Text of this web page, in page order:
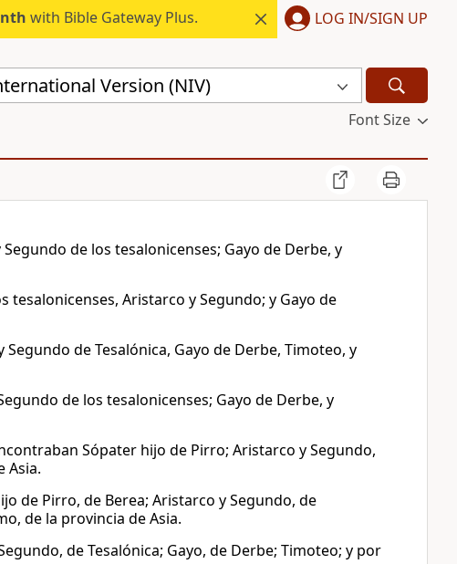
with Bible Gateway Plus. LOG IN/SIGN UP
Version (NIV)
Font Size
de los tesalonicenses; Gayo de Derbe, y
tesalonicenses, Aristarco y Segundo; y Gayo de
de Tesalónica, Gayo de Derbe, Timoteo, y
de los tesalonicenses; Gayo de Derbe, y
Sópater hijo de Pirro; Aristarco y Segundo,
Asia.
de Pirro, de Berea; Aristarco y Segundo, de
de la provincia de Asia.
de Tesalónica; Gayo, de Derbe; Timoteo; y por